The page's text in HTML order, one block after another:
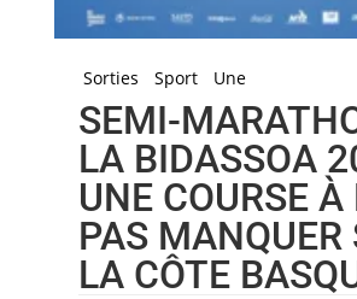
Sorties Sport Une
SEMI-
LA BIDASSOA
UNE COURSE À
PAS MANQUER
LA CÔTE